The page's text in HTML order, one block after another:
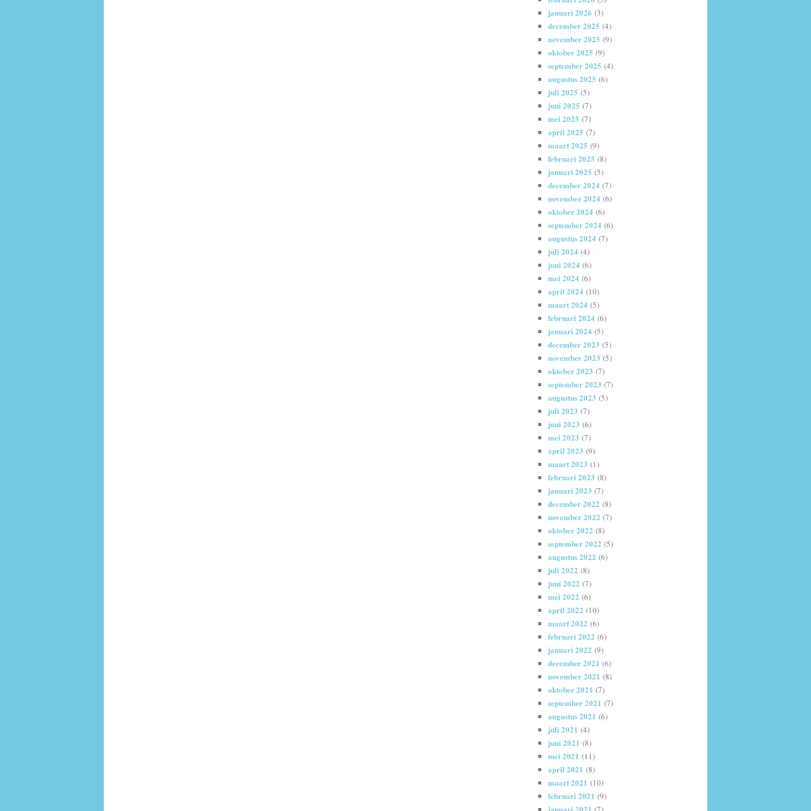
januari 2026 (3)
december 2025 (4)
november 2025 (9)
oktober 2025 (9)
september 2025 (4)
augustus 2025 (6)
juli 2025 (5)
juni 2025 (7)
mei 2025 (7)
april 2025 (7)
maart 2025 (9)
februari 2025 (8)
januari 2025 (5)
december 2024 (7)
november 2024 (6)
oktober 2024 (6)
september 2024 (6)
augustus 2024 (7)
juli 2024 (4)
juni 2024 (6)
mei 2024 (6)
april 2024 (10)
maart 2024 (5)
februari 2024 (6)
januari 2024 (5)
december 2023 (5)
november 2023 (5)
oktober 2023 (7)
september 2023 (7)
augustus 2023 (5)
juli 2023 (7)
juni 2023 (6)
mei 2023 (7)
april 2023 (9)
maart 2023 (1)
februari 2023 (8)
januari 2023 (7)
december 2022 (8)
november 2022 (7)
oktober 2022 (8)
september 2022 (5)
augustus 2022 (6)
juli 2022 (8)
juni 2022 (7)
mei 2022 (6)
april 2022 (10)
maart 2022 (6)
februari 2022 (6)
januari 2022 (9)
december 2021 (6)
november 2021 (8)
oktober 2021 (7)
september 2021 (7)
augustus 2021 (6)
juli 2021 (4)
juni 2021 (8)
mei 2021 (11)
april 2021 (8)
maart 2021 (10)
februari 2021 (9)